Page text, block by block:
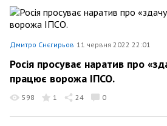
Дмитро Снєгирьов 11 червня 2022 22:01
Росія просуває наратив про
працює ворожа ІПСО.
598 1 24 0